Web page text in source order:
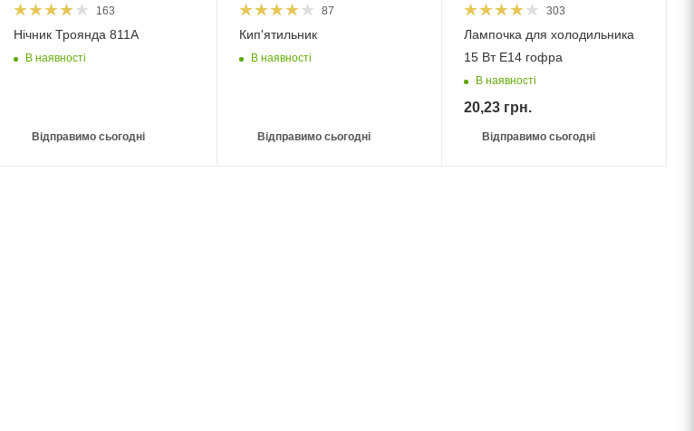
163
Нічник Троянда 811А
В наявності
Відправимо сьогодні
87
Кип'ятильник
В наявності
Відправимо сьогодні
303
Лампочка для холодильника
15 Вт Е14 гофра
В наявності
20,23грн.
Відправимо сьогодні